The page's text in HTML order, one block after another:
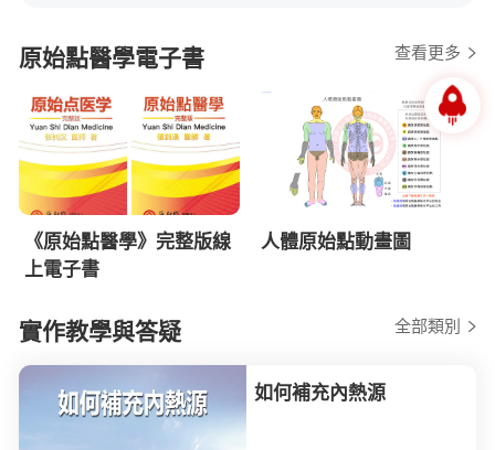
原始點醫學電子書 查看更多
《原始點醫學》完整版線
上電子書
人體原始點動畫圖
實作教學與答疑 全部類別
如何補充內熱源